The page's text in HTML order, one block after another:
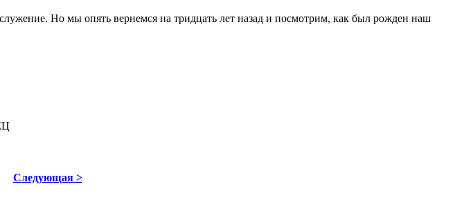
Но мы опять вернемся на тридцать лет назад и посмотрим, как был рожден наш
Следующая >